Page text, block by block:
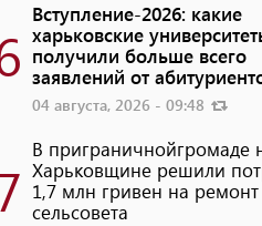
Вступление-2026: какие
харьковские
получили больше всего
заявлений от
04 августа, 2026 - 09:48
В приграничнойгромаде
Харьковщине решили
1,7 млн ​​гривен на ремонт
сельсовета